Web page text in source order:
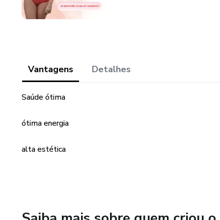
Vantagens Detalhes
Saúde ótima
ótima energia
alta estética